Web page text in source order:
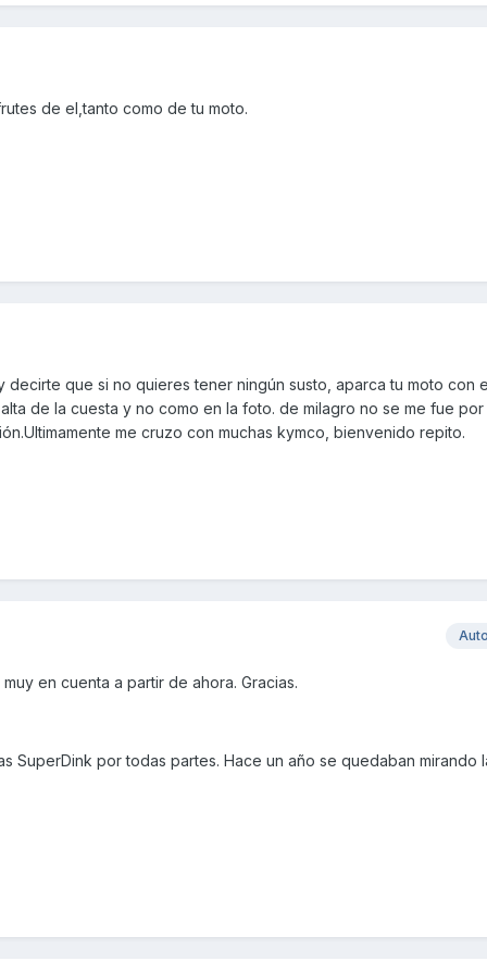
de el,tanto como de tu moto.
que si no quieres tener ningún susto, aparca tu moto con
de la cuesta y no como en la foto. de milagro no se me fue por
me cruzo con muchas kymco, bienvenido repito.
en cuenta a partir de ahora. Gracias.
SuperDink por todas partes. Hace un año se quedaban mirando